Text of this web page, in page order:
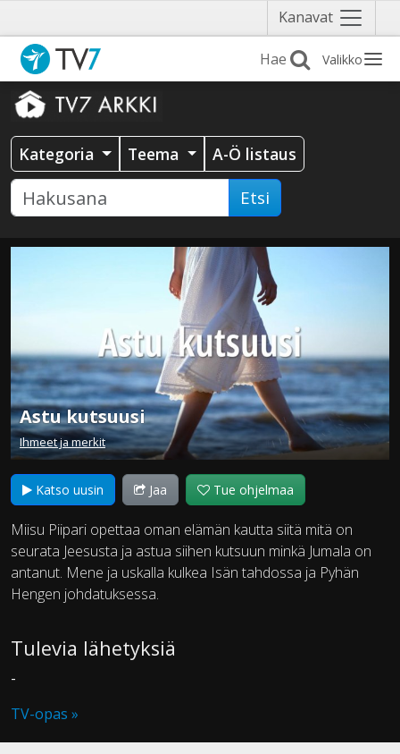
Kanavat Näytä
valikko
Valikko
Kategoria Teema A-Ö listaus
Etsi
Astu kutsuusi
Ihmeet ja merkit
Katso uusin Jaa Tue ohjelmaa
Miisu Piipari opettaa oman elämän kautta siitä mitä on
seurata Jeesusta ja astua siihen kutsuun minkä Jumala on
antanut. Mene ja uskalla kulkea Isän tahdossa ja Pyhän
Hengen johdatuksessa.
Tulevia lähetyksiä
-
TV-opas »